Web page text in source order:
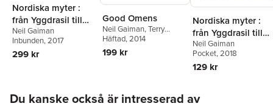
Nordiska myter :
från Yggdrasil till
Ragnarök
Neil Gaiman
Inbunden, 2017
299 kr
Good Omens
Neil Gaiman,Terry
Pratchett
Häftad, 2014
199 kr
Nordiska myter :
från Yggdrasil till
Ragnarök
Neil Gaiman
Pocket, 2018
129 kr
Du kanske också är intresserad av